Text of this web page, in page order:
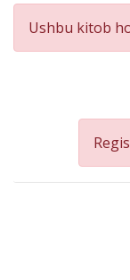
Product
Summery
Ushbu kitob